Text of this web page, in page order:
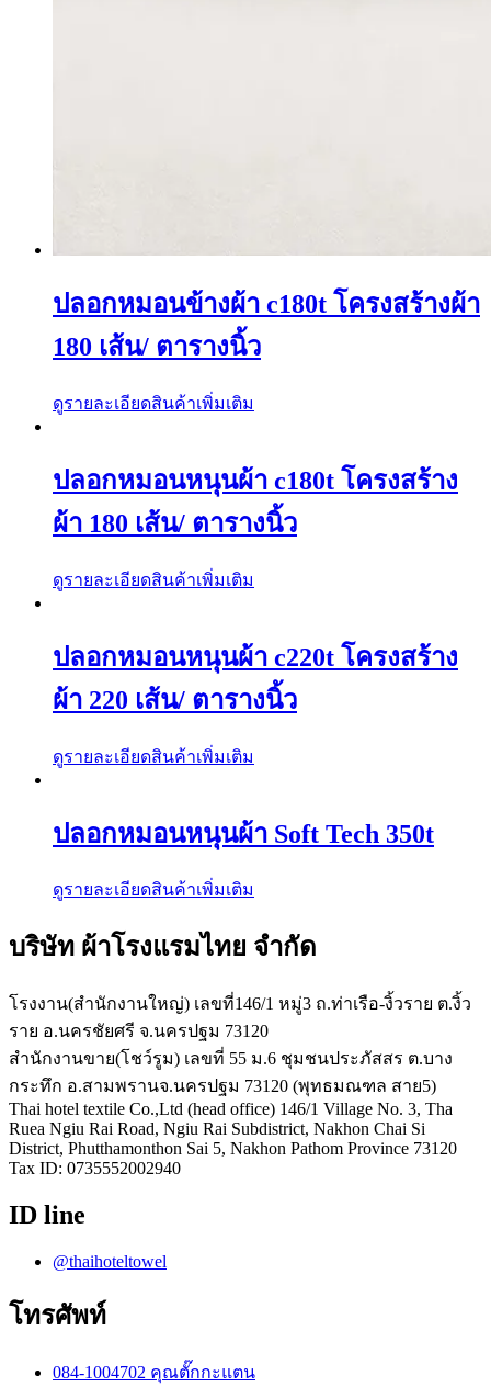
ปลอกหมอนข้างผ้า c180t โครงสร้างผ้า
180 เส้น/ ตารางนิ้ว
ดูรายละเอียดสินค้าเพิ่มเติม
ปลอกหมอนหนุนผ้า c180t โครงสร้าง
ผ้า 180 เส้น/ ตารางนิ้ว
ดูรายละเอียดสินค้าเพิ่มเติม
ปลอกหมอนหนุนผ้า c220t โครงสร้าง
ผ้า 220 เส้น/ ตารางนิ้ว
ดูรายละเอียดสินค้าเพิ่มเติม
ปลอกหมอนหนุนผ้า Soft Tech 350t
ดูรายละเอียดสินค้าเพิ่มเติม
บริษัท ผ้าโรงแรมไทย จำกัด
โรงงาน(สำนักงานใหญ่) เลขที่146/1 หมู่3 ถ.ท่าเรือ-งิ้วราย ต.งิ้ว
ราย อ.นครชัยศรี จ.นครปฐม 73120
สำนักงานขาย(โชว์รูม) เลขที่ 55 ม.6 ชุมชนประภัสสร ต.บาง
กระทึก อ.สามพรานจ.นครปฐม 73120 (พุทธมณฑล สาย5)
Thai hotel textile Co.,Ltd (head office) 146/1 Village No. 3, Tha
Ruea Ngiu Rai Road, Ngiu Rai Subdistrict, Nakhon Chai Si
District, Phutthamonthon Sai 5, Nakhon Pathom Province 73120
Tax ID: 0735552002940
ID line
@thaihoteltowel
โทรศัพท์
084-1004702 คุณตั๊กกะแตน